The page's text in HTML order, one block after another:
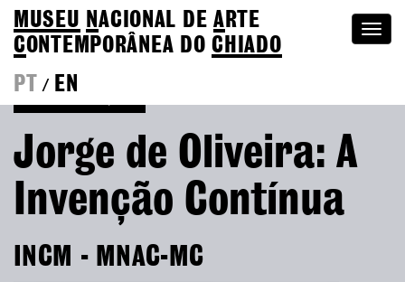
MUSEU NACIONAL DEA RTE
CONTEMPORÂNEA DOCHIADO
PT
/ EN
Jorge de Oliveira: A
Invenção Contínua
INCM - MNAC-MC